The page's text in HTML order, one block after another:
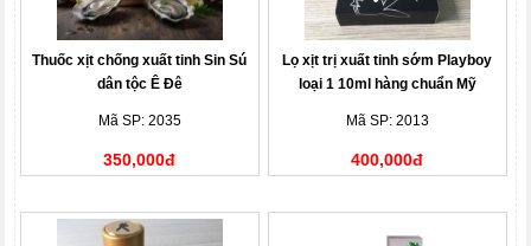
Thuốc xịt chống xuất tinh Sin Sú
dân tộc Ê Đê
Mã SP: 2035
350,000đ
Lọ xịt trị xuất tinh sớm Playboy
loại 1 10ml hàng chuẩn Mỹ
Mã SP: 2013
400,000đ